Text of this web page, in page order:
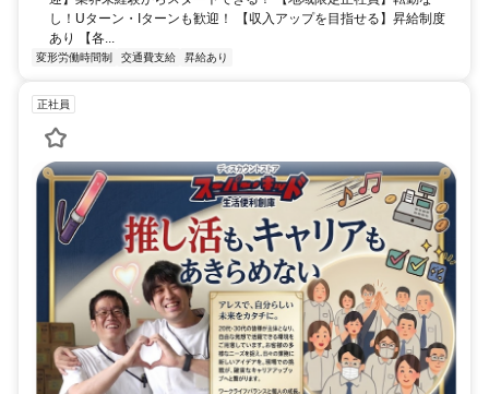
し！Uターン・Iターンも歓迎！ 【収入アップを目指せる】昇給制度
あり 【各...
変形労働時間制 交通費支給 昇給あり
正社員